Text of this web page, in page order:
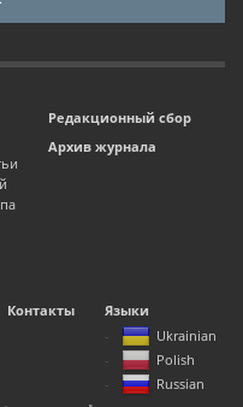
Редакционный сбор
Архив журнала
Контакты
Языки
Ukrainian
Polish
Russian